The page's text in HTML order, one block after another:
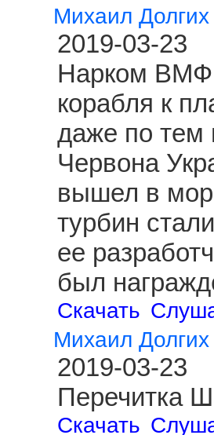
Михаил Долгих
2019-03-23
Нарком ВМФ.
корабля к
даже по тем
Червона
вышел в
турбин
ее
был
Скачать
Михаил Долгих
2019-03-23
Перечитка
Скачать